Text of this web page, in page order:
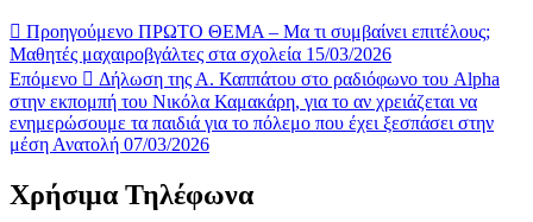
Προηγούμενο ΠΡΩΤΟ ΘΕΜΑ – Μα τι συμβαίνει επιτέλους;
Μαθητές μαχαιροβγάλτες στα σχολεία 15/03/2026
Επόμενο
Δήλωση της Α. Καππάτου στο ραδιόφωνο του Alpha
στην εκπομπή του Νικόλα Καμακάρη, για το αν χρειάζεται να
ενημερώσουμε τα παιδιά για το πόλεμο που έχει ξεσπάσει στην
μέση Ανατολή 07/03/2026
Χρήσιμα Τηλέφωνα